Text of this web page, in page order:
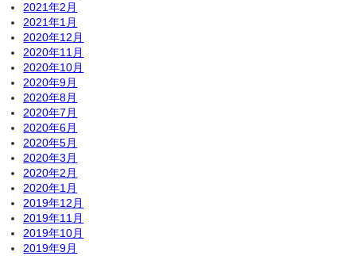
2021年2月
2021年1月
2020年12月
2020年11月
2020年10月
2020年9月
2020年8月
2020年7月
2020年6月
2020年5月
2020年3月
2020年2月
2020年1月
2019年12月
2019年11月
2019年10月
2019年9月